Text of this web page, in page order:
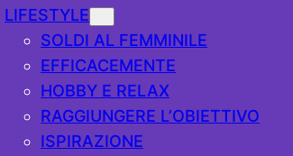
LIFESTYLE
SOLDI AL FEMMINILE
EFFICACEMENTE
HOBBY E RELAX
RAGGIUNGERE L’OBIETTIVO
ISPIRAZIONE